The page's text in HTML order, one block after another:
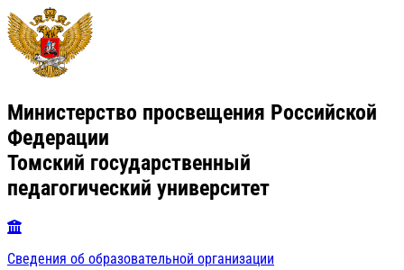
Министерство просвещения Российской
Федерации
Томский государственный
педагогический университет
Сведения об образовательной организации